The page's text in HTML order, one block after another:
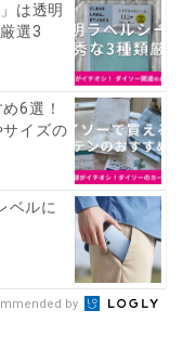
は透明
選3
6選！
サイズの
ベルに
by